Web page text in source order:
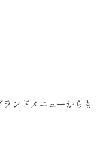
ンドメニューからも